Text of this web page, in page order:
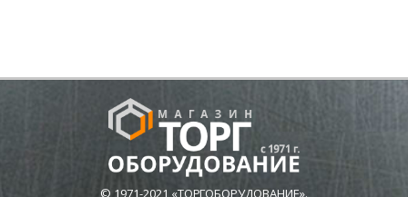
© 1971-2021 «ТОРГОБОРУДОВАНИЕ».